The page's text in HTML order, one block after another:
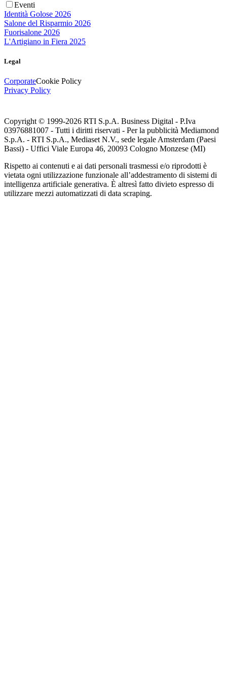
Eventi
Identità Golose 2026
Salone del Risparmio 2026
Fuorisalone 2026
L'Artigiano in Fiera 2025
Legal
CorporateCookie Policy
Privacy Policy
Copyright © 1999-2026 RTI S.p.A. Business Digital - P.Iva
03976881007 - Tutti i diritti riservati - Per la pubblicità Mediamond
S.p.A. - RTI S.p.A., Mediaset N.V., sede legale Amsterdam (Paesi
Bassi) - Uffici Viale Europa 46, 20093 Cologno Monzese (MI)
Rispetto ai contenuti e ai dati personali trasmessi e/o riprodotti è
vietata ogni utilizzazione funzionale all’addestramento di sistemi di
intelligenza artificiale generativa. È altresì fatto divieto espresso di
utilizzare mezzi automatizzati di data scraping.